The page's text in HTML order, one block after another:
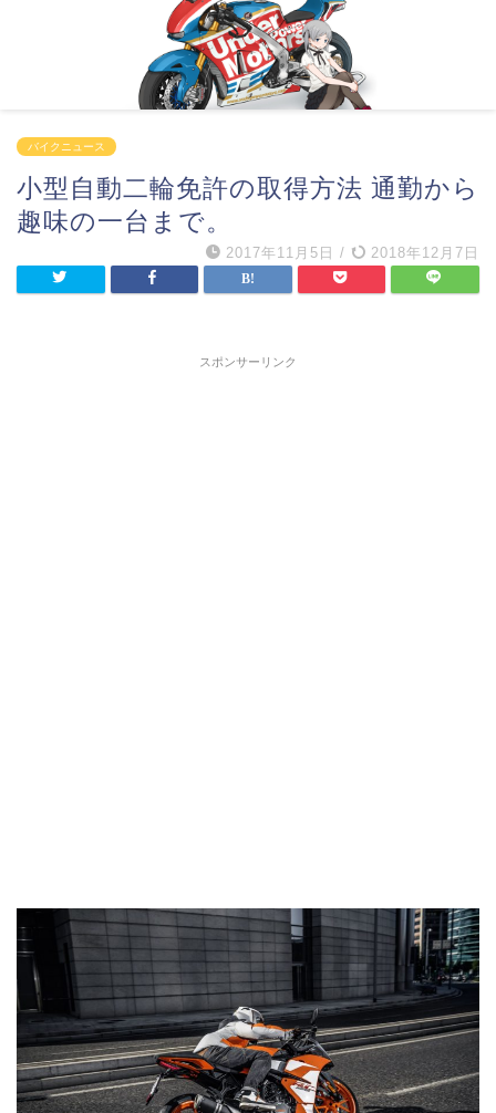
バイクニュース
小型自動二輪免許の取得方法 通勤から
趣味の一台まで。
2017年11月5日 / 2018年12月7日
スポンサーリンク